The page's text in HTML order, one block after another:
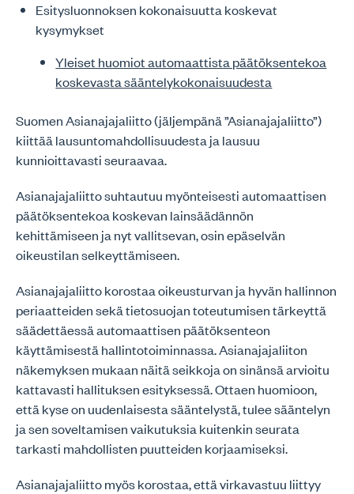
Esitysluonnoksen kokonaisuutta koskevat
kysymykset
Yleiset huomiot automaattista päätöksentekoa
koskevasta sääntelykokonaisuudesta
Suomen Asianajajaliitto (jäljempänä ”Asianajajaliitto”)
kiittää lausuntomahdollisuudesta ja lausuu
kunnioittavasti seuraavaa.
Asianajajaliitto suhtautuu myönteisesti automaattisen
päätöksentekoa koskevan lainsäädännön
kehittämiseen ja nyt vallitsevan, osin epäselvän
oikeustilan selkeyttämiseen.
Asianajajaliitto korostaa oikeusturvan ja hyvän hallinnon
periaatteiden sekä tietosuojan toteutumisen tärkeyttä
säädettäessä automaattisen päätöksenteon
käyttämisestä hallintotoiminnassa. Asianajajaliiton
näkemyksen mukaan näitä seikkoja on sinänsä arvioitu
kattavasti hallituksen esityksessä. Ottaen huomioon,
että kyse on uudenlaisesta sääntelystä, tulee sääntelyn
ja sen soveltamisen vaikutuksia kuitenkin seurata
tarkasti mahdollisten puutteiden korjaamiseksi.
Asianajajaliitto myös korostaa, että virkavastuu liittyy